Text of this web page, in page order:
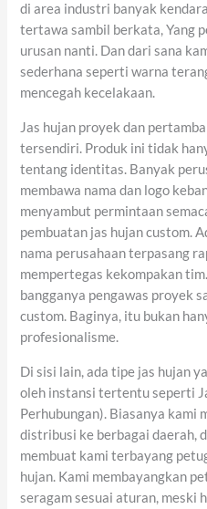
di area industri banyak
tertawa sambil berkata, Yang
urusan nanti. Dan dari sana
sederhana seperti warna
mencegah kecelakaan.
Jas hujan proyek dan
tersendiri. Produk ini tidak
tentang identitas. Banyak
membawa nama dan logo
menyambut permintaan
pembuatan jas hujan custom.
nama perusahaan terpasang
mempertegas kekompakan
bangganya pengawas proyek
custom. Baginya, itu bukan
profesionalisme.
Di sisi lain, ada tipe jas hujan
oleh instansi tertentu seperti
Perhubungan). Biasanya kami
distribusi ke berbagai daerah,
membuat kami terbayang
hujan. Kami membayangkan
seragam sesuai aturan, meski